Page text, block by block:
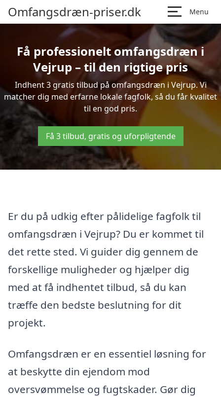
Omfangsdræn-priser.dk Menu
Få professionelt omfangsdræn i
Vejrup – til den rigtige pris
Indhent 3 gratis tilbud på omfangsdræn i Vejrup. Vi
matcher dig med erfarne lokale fagfolk, så du får kvalitet
til en god pris.
Få 3 tilbud, gratis og uforpligtende
Er du på udkig efter pålidelige fagfolk til
omfangsdræn i Vejrup? Du er kommet til
det rette sted. Vi guider dig gennem de
forskellige muligheder og hjælper dig
med at få indhentet tilbud, så du kan
træffe den bedste beslutning for dit
projekt.
Omfangsdræn er en essentiel løsning for
at beskytte din ejendom mod
oversvømmelse og fugtskader. Gør dig